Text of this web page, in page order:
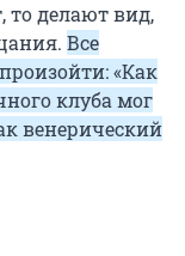
то делают вид,
Все
«Как
клуба мог
венерический